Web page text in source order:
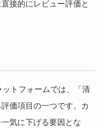
接的にレビュー評価と
トフォームでは、「清
価項目の一つです。カ
気に下げる要因とな